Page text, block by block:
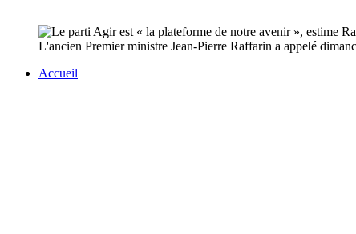
L'ancien Premier ministre Jean-Pierre Raffarin a appelé
Accueil